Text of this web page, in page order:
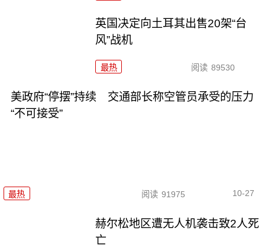
英国决定向土耳其出售20架“台
风”战机
最热 阅读 89530
美政府“停摆”持续 交通部长称空管员承受的压力
“不可接受”
最热 阅读 91975 10-27
赫尔松地区遭无人机袭击致2人死
亡